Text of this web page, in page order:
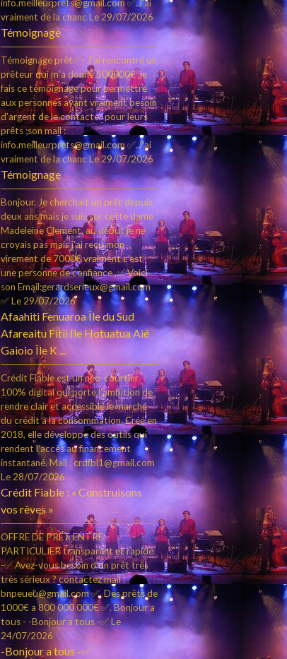
info.meilleurprets@gmail.com ✅.J'ai
vraiment de la chanc Le 29/07/2026
Témoignage
Témoignage prêt✅- J'ai rencontré un
prêteur qui m'a donné 500000€ ,je
fais ce témoignage pour permettre
aux personnes ayant vraiment besoin
d'argent de le contacter pour leurs
prêts ;son mail :
info.meilleurprets@gmail.com ✅.J'ai
vraiment de la chancLe 29/07/2026
Témoignage
Bonjour. Je cherchait un prêt depuis
deux ans mais je suis sur cette dame
Madeleine Clement, au début je ne
croyais pas mais j'ai reçu mon
virement de 7000€ vraiment c’est
une personne de confiance ,✅ Voici
son Email:gerardserieux@gmail.com
✅Le 29/07/2026
Afaahiti Fenuaroa Île du Sud
Afareaitu Fitii Ile Hotuatua Aié
Gaioio Île K ...
Crédit Fiable est un néo-courtier
100% digital qui porte l’ambition de
rendre clair et accessible le marché
du crédit à la consommation. Créé en
2018, elle développe des outils qui
rendent l’accès au financement
instantané. Mail : crdfbl1@gmail.com
Le 28/07/2026
Crédit Fiable : « Construisons
vos rêves »
OFFRE DE PRÊT ENTRE
PARTICULIER transparent et rapide
-✅ Avez-vous besoin d'un prêt très
très sérieux ? contactez mail :
bnpeueu@gmail.com ✅. Des prêts de
1000€ a 800 000 000€ ✅. Bonjour a
tous - -Bonjour a tous -✅Le
24/07/2026
-Bonjour a tous -✅